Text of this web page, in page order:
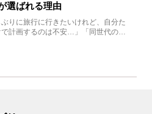
選ばれる理由
ぶりに旅行に行きたいけれど、自分た
で計画するのは不安…」「同世代の方